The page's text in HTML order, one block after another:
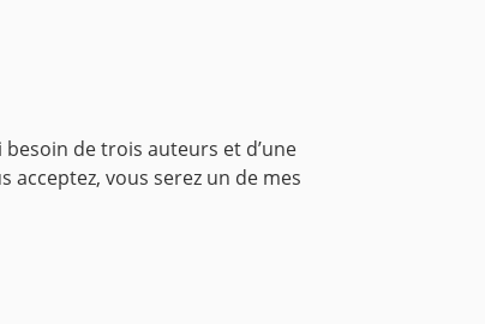
besoin de trois auteurs et d’une
acceptez, vous serez un de mes